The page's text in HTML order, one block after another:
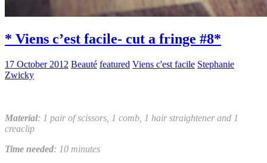
* Viens c’est facile- cut a fringe #8*
17 October 2012 Beauté featured Viens c'est facile Stephanie
Zwicky
Material: 1 pair of scissors, 1 comb, 1 hair straightener and 1
creaclip
Time needed: 10 minutes